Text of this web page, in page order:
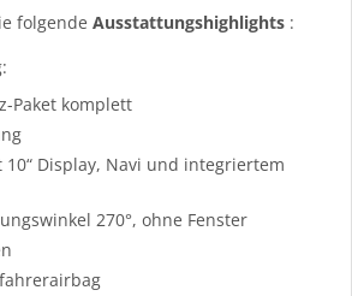
folgende Ausstattungshighlights :
Paket komplett
10“ Display, Navi und integriertem
270°, ohne Fenster